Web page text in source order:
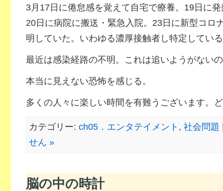
3月17日に倦怠感を覚えて自宅で療養。19日に
20日に病院に搬送・緊急入院。23日に新型コロ
明していた。いわゆる濃厚接触者し特定してい
最近は感染経路の不明。これは追いようがない
本当に見えない恐怖を感じる。
多くの人々に楽しい時間を有難うございます。
カテゴリー: ch05．エンタテイメント , 社会問題
せん »
脳の中の時計